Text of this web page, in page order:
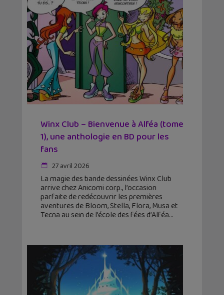
Winx Club – Bienvenue à Alféa (tome
1), une anthologie en BD pour les
fans
27 avril 2026
La magie des bande dessinées Winx Club
arrive chez Anicomi corp., l’occasion
parfaite de redécouvrir les premières
aventures de Bloom, Stella, Flora, Musa et
Tecna au sein de l’école des fées d’Alféa